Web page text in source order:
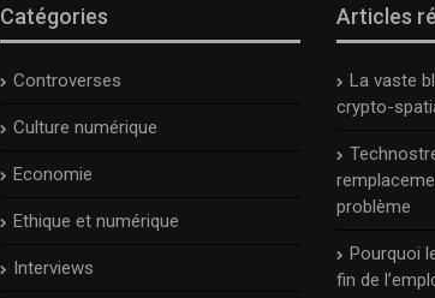
Catégories
Controverses
Culture numérique
Economie
Ethique et numérique
Interviews
Articles
La vaste
crypto-
problème
Pourquoi
fin de